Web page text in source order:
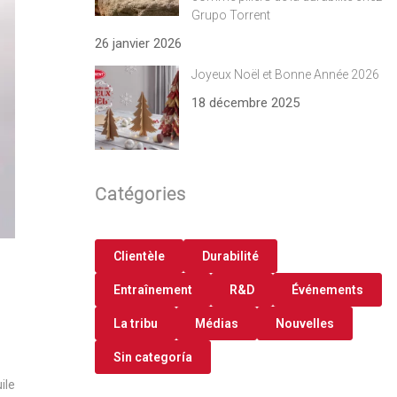
Grupo Torrent
26 janvier 2026
Joyeux Noël et Bonne Année 2026
18 décembre 2025
Catégories
Clientèle Durabilité
Entraînement R&D Événements
La tribu Médias Nouvelles
Sin categoría